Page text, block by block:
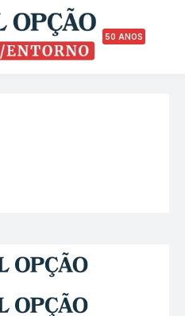
50 ANOS